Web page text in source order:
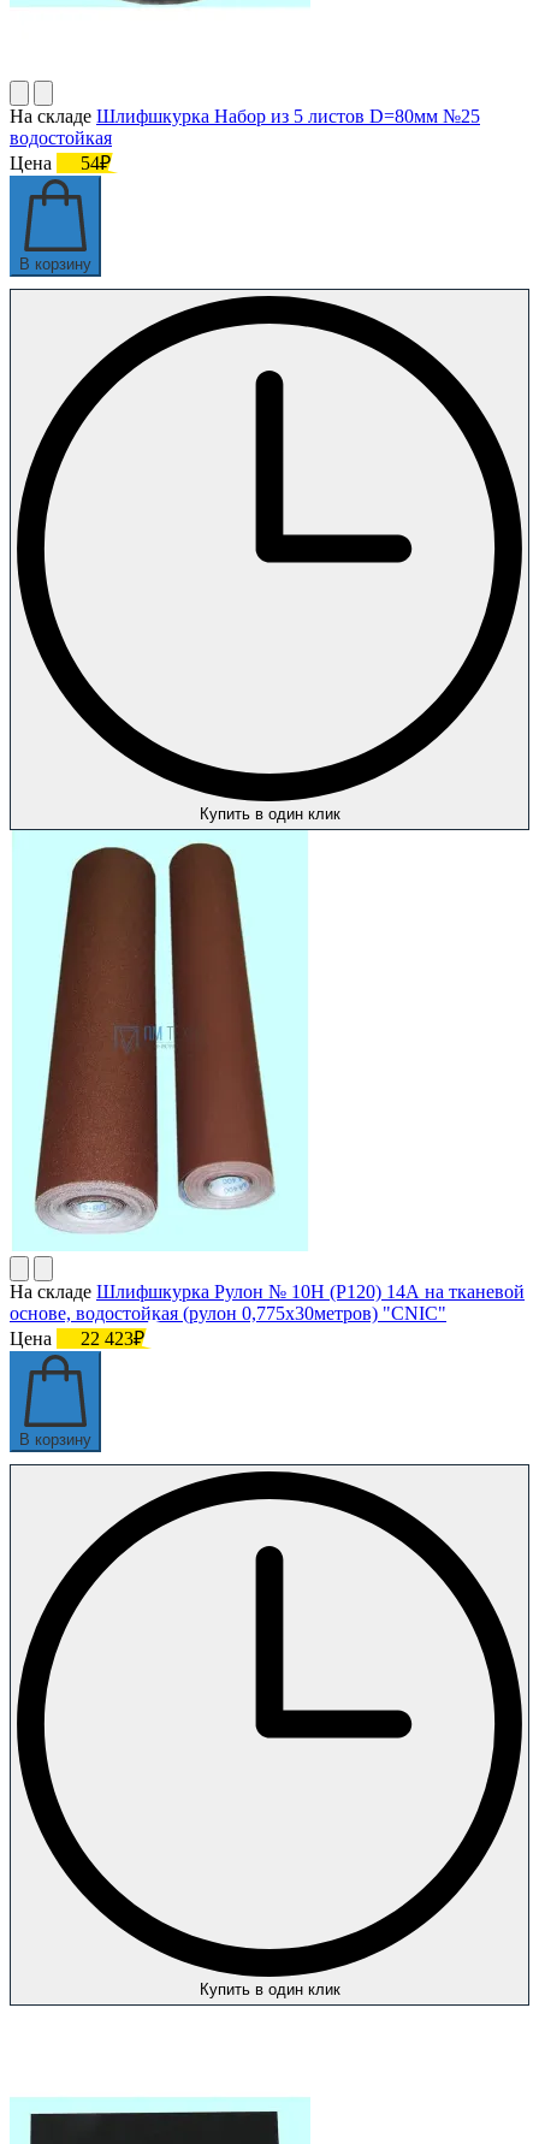
На складе Шлифшкурка Набор из 5 листов D=80мм №25
водостойкая
Цена
54₽
В корзину
Купить в один клик
На складе Шлифшкурка Рулон № 10Н (P120) 14А на тканевой
основе, водостойкая (рулон 0,775х30метров) "CNIC"
Цена
22 423₽
В корзину
Купить в один клик